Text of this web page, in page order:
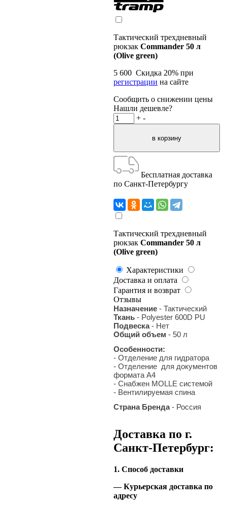
Тактический трехдневный
рюкзак Commander 50 л
(Olive green)
5 600 Скидка 20% при
регистрации на сайте
Сообщить о снижении цены
Нашли дешевле?
+ -
Бесплатная доставка
по Санкт-Петербургу
Тактический трехдневный
рюкзак Commander 50 л
(Olive green)
Характеристики
Доставка и оплата
Гарантия и возврат
Отзывы
Назначение - Тактический
Ткань - Polyester 600D PU
Подвеска- Нет
Общий объем - 50 л
Особенности:
- Отделение для гидратора
- Отделение для документов
формата A4
- Снабжен MOLLE системой
- Вентилируемая спина
Страна Бренда- Россия
Доставка по г.
Санкт-Петербург:
1. Способ доставки
— Курьерская доставка по
адресу